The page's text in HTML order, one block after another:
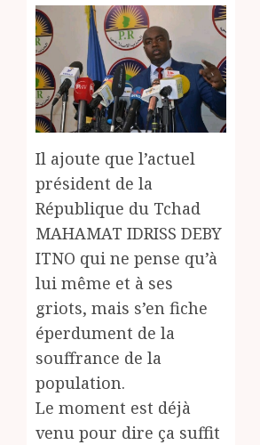
Il ajoute que l’actuel
président de la
République du Tchad
MAHAMAT IDRISS DEBY
ITNO qui ne pense qu’à
lui même et à ses
griots, mais s’en fiche
éperdument de la
souffrance de la
population.
Le moment est déjà
venu pour dire ça suffit